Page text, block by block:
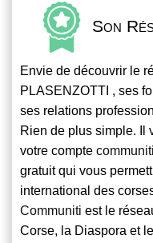
Son
Envie de découvrir le
PLASENZOTTI , ses
ses relations
Rien de plus simple. Il
votre compte communiti
gratuit qui vous
international des
Communiti est le
Corse, la Diaspora et